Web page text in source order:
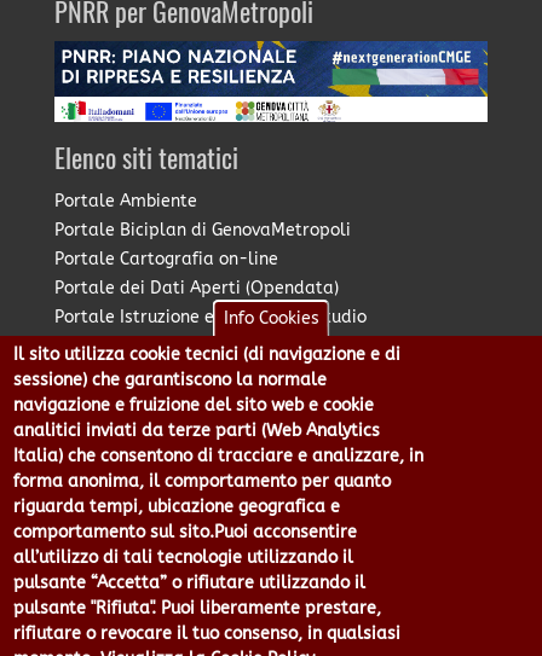
PNRR per GenovaMetropoli
Elenco siti tematici
Portale Ambiente
Portale Biciplan di GenovaMetropoli
Portale Cartografia on-line
Portale dei Dati Aperti (Opendata)
Portale Istruzione e Diritto allo Studio
Portale Marketing Territoriale
Portale Piano Strategico Metropolitano
Portale PUMS di GenovaMetropoli
Portale Stazione Unica Appaltante
Pratico: procedimenti e istanze online
Città Metropolitana di Genova - Piazzale Mazzini 2 -16122 -
Genova | CF:80007350103 - P.Iva: 00949170104 | Codice IPA: cmge
Centralino 010 54991 Fax 010 5499244 URP 010 5499456
Num.Verde 800 509420 | P.E.C.:
pec@cert.cittametropolitana.genova.it
Info Cookies
Il sito utilizza cookie tecnici (di navigazione e di
sessione) che garantiscono la normale
navigazione e fruizione del sito web e cookie
analitici inviati da terze parti (Web Analytics
Italia) che consentono di tracciare e analizzare, in
forma anonima, il comportamento per quanto
riguarda tempi, ubicazione geografica e
comportamento sul sito.Puoi acconsentire
all’utilizzo di tali tecnologie utilizzando il
pulsante “Accetta” o rifiutare utilizzando il
pulsante "Rifiuta". Puoi liberamente prestare,
rifiutare o revocare il tuo consenso, in qualsiasi